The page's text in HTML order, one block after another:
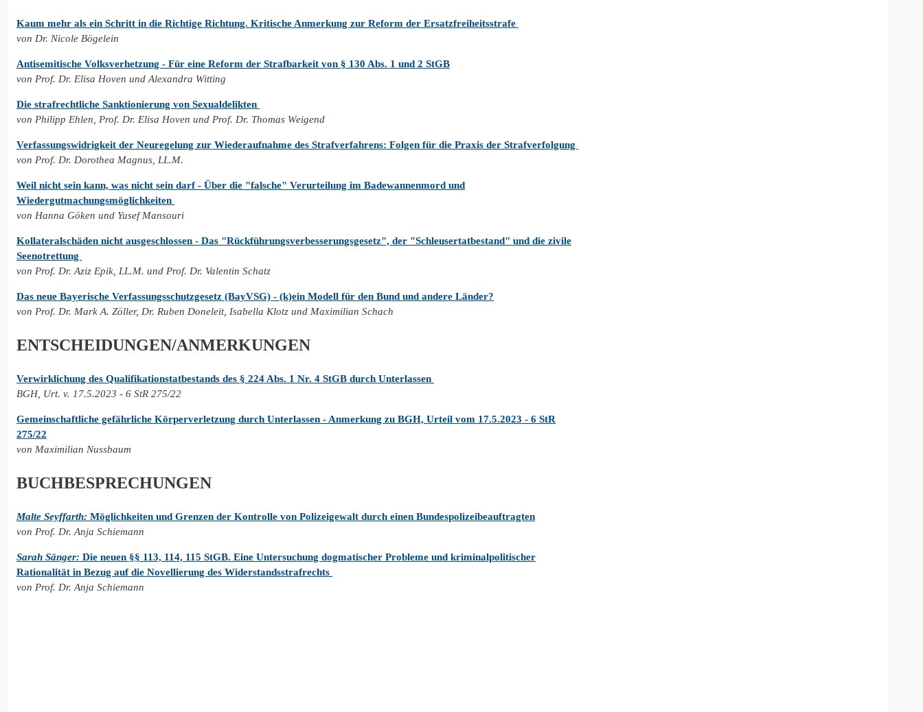
Kaum mehr als ein Schritt in die Richtige Richtung. Kritische Anmerkung zur Reform der Ersatzfreiheitsstrafe
von Dr. Nicole Bögelein
Antisemitische Volksverhetzung - Für eine Reform der Strafbarkeit von § 130 Abs. 1 und 2 StGB
von Prof. Dr. Elisa Hoven und Alexandra Witting
Die strafrechtliche Sanktionierung von Sexualdelikten
von Philipp Ehlen, Prof. Dr. Elisa Hoven und Prof. Dr. Thomas Weigend
Verfassungswidrigkeit der Neuregelung zur Wiederaufnahme des Strafverfahrens: Folgen für die Praxis der Strafverfolgung
von Prof. Dr. Dorothea Magnus, LL.M.
Weil nicht sein kann, was nicht sein darf - Über die "falsche" Verurteilung im Badewannenmord und
Wiedergutmachungsmöglichkeiten
von Hanna Göken und Yusef Mansouri
Kollateralschäden nicht ausgeschlossen - Das "Rückführungsverbesserungsgesetz", der "Schleusertatbestand" und die zivile
Seenotrettung
von Prof. Dr. Aziz Epik, LL.M. und Prof. Dr. Valentin Schatz
Das neue Bayerische Verfassungsschutzgesetz (BayVSG) - (k)ein Modell für den Bund und andere Länder?
von Prof. Dr. Mark A. Zöller, Dr. Ruben Doneleit, Isabella Klotz und Maximilian Schach
ENTSCHEIDUNGEN/ANMERKUNGEN
Verwirklichung des Qualifikationstatbestands des § 224 Abs. 1 Nr. 4 StGB durch Unterlassen
BGH, Urt. v. 17.5.2023 - 6 StR 275/22
Gemeinschaftliche gefährliche Körperverletzung durch Unterlassen - Anmerkung zu BGH, Urteil vom 17.5.2023 - 6 StR
275/22
von Maximilian Nussbaum
BUCHBESPRECHUNGEN
Malte Seyffarth: Möglichkeiten und Grenzen der Kontrolle von Polizeigewalt durch einen Bundespolizeibeauftragten
von Prof. Dr. Anja Schiemann
Sarah Sänger: Die neuen §§ 113, 114, 115 StGB. Eine Untersuchung dogmatischer Probleme und kriminalpolitischer
Rationalität in Bezug auf die Novellierung des Widerstandsstrafrechts
von Prof. Dr. Anja Schiemann